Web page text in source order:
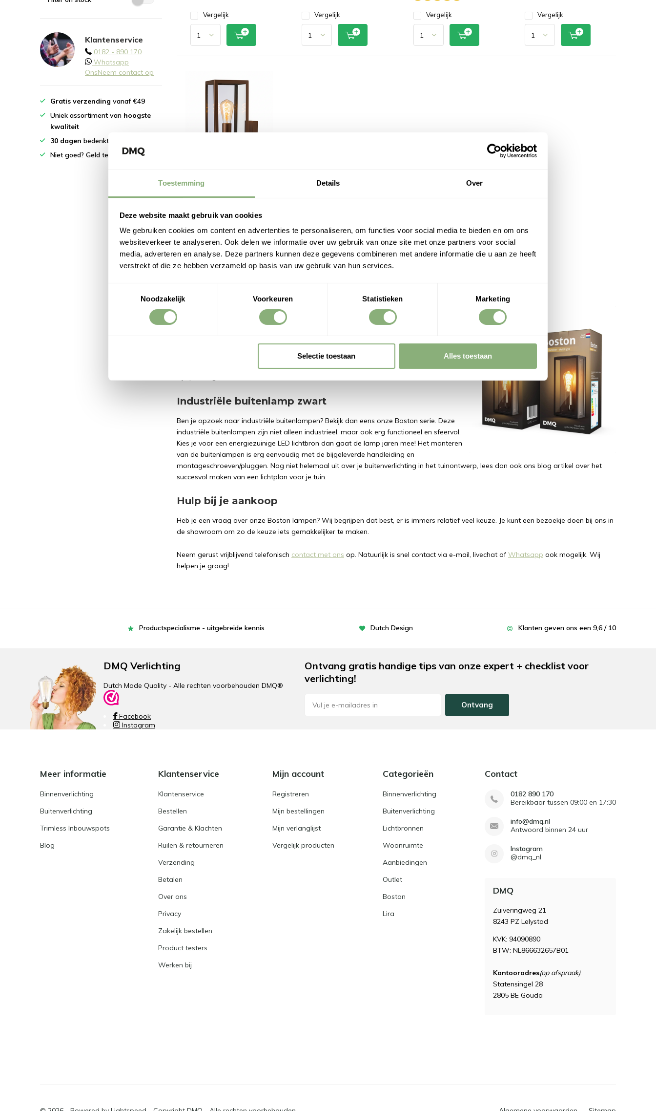
Toestemming Details Over
Deze website maakt gebruik van cookies
We gebruiken cookies om content en advertenties te personaliseren, om functies voor social media te bieden en om ons
websiteverkeer te analyseren. Ook delen we informatie over uw gebruik van onze site met onze partners voor social
media, adverteren en analyse. Deze partners kunnen deze gegevens combineren met andere informatie die u aan ze heeft
verstrekt of die ze hebben verzameld op basis van uw gebruik van hun services.
Noodzakelijk
Voorkeuren Statistieken Marketing
Selectie toestaan Alles toestaan
Vergelijk Vergelijk Vergelijk Vergelijk
Wandlamp Boston
voor Buiten - Rusty
Brons
Vergelijk
Boston lampen series
poedercoating. Door de glazen ruiten zijn de lampen goed beschermd tegen vocht en
regen. Vrijwel de gehele Boston serie heeft een IP44 bescherming. De Boston lampen serie
wandlampen,plafondlampenenstaande lampen
Industriële buitenlamp zwart
Ben je opzoek naar industriële buitenlampen? Bekijk dan eens onze Boston serie. Deze
industriële buitenlampen zijn niet alleen industrieel, maar ook erg functioneel en sfeervol.
Kies je voor een energiezuinige LED lichtbron dan gaat de lamp jaren mee! Het monteren
van de buitenlampen is erg eenvoudig met de bijgeleverde handleiding en
montageschroeven/pluggen. Nog niet helemaal uit over je buitenverlichting in het tuinontwerp, lees dan ook ons blog artikel over het
succesvol maken van een lichtplan voor je tuin.
Hulp bij je aankoop
Heb je een vraag over onze Boston lampen? Wij begrijpen dat best, er is immers relatief veel keuze. Je kunt een bezoekje doen bij ons in
de showroom om zo de keuze iets gemakkelijker te maken.
Neem gerust vrijblijvend telefonisch contact met ons op. Natuurlijk is snel contact via e-mail, livechat of Whatsapp ook mogelijk. Wij
helpen je graag!
Klantenservice
0182 - 890 170
Whatsapp
OnsNeem contact op
Gratis verzending vanaf €49
Uniek assortiment van hoogste
kwaliteit
30 dagen bedenktijd
Niet goed? Geld terug!
Productspecialisme - uitgebreide kennis Dutch Design Klanten geven ons een 9,6 / 10
DMQ Verlichting
Dutch Made Quality - Alle rechten voorbehouden DMQ®
Facebook
Instagram
Ontvang gratis handige tips van onze expert + checklist voor
verlichting!
Ontvang
Meer informatie
Binnenverlichting
Buitenverlichting
Trimless Inbouwspots
Blog
Klantenservice
Klantenservice
Bestellen
Garantie & Klachten
Ruilen & retourneren
Verzending
Betalen
Over ons
Privacy
Zakelijk bestellen
Product testers
Werken bij
Mijn account
Registreren
Mijn bestellingen
Mijn verlanglijst
Vergelijk producten
Categorieën
Binnenverlichting
Buitenverlichting
Lichtbronnen
Woonruimte
Aanbiedingen
Outlet
Boston
Lira
Contact
0182 890 170
Bereikbaar tussen 09:00 en 17:30
info@dmq.nl
Antwoord binnen 24 uur
Instagram
@dmq_nl
DMQ
Zuiveringweg 21
8243 PZ Lelystad
KVK: 94090890
BTW: NL866632657B01
Kantooradres(op afspraak):
Statensingel 28
2805 BE Gouda